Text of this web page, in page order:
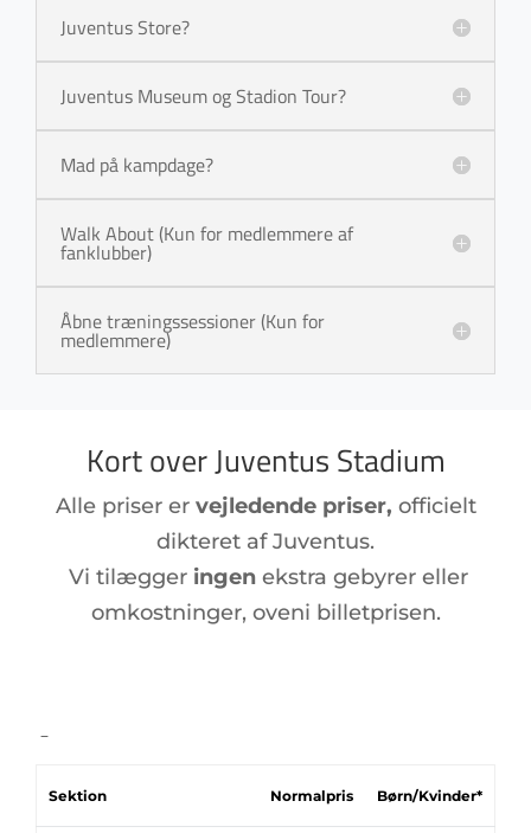
Juventus Store?
Juventus Museum og Stadion Tour?
Mad på kampdage?
Walk About (Kun for medlemmere af
fanklubber)
Åbne træningssessioner (Kun for
medlemmere)
Kort over Juventus Stadium
Alle priser er vejledende priser, officielt
dikteret af Juventus.
Vi tilægger ingen ekstra gebyrer eller
omkostninger, oveni billetprisen.
–
Sektion Normalpris Børn/Kvinder*